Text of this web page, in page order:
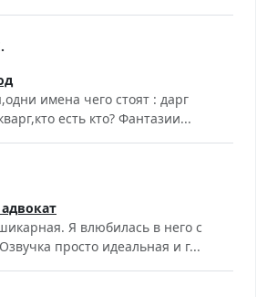
имена чего стоят : дарг
есть кто? Фантазии...
Я влюбилась в него с
просто идеальная и г...